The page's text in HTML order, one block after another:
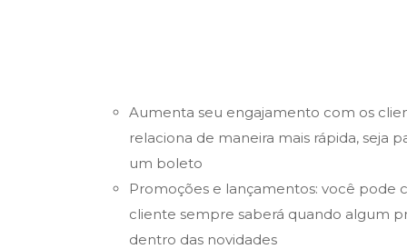
Aumenta seu engajamento com os
relaciona de maneira mais rápida, seja
um boleto
Promoções e lançamentos: você pode
cliente sempre saberá quando algum
dentro das novidades